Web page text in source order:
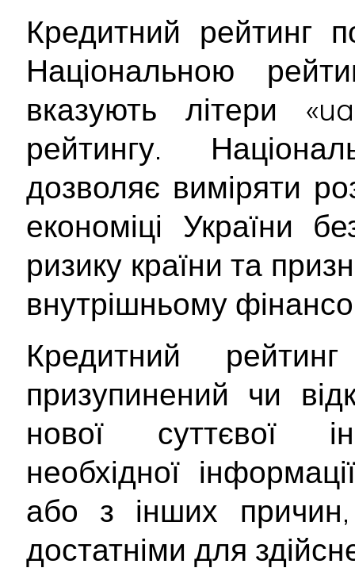
Кредитний рейтинг
Національною
вказують літери
рейтингу.
дозволяє виміряти
економіці України
ризику країни та
внутрішньому
Кредитний
призупинений чи
нової суттєвої
необхідної
або з інших причин,
достатніми для